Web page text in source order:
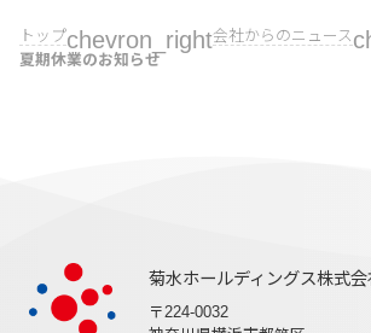
トップchevron_right会社からのニュース
夏期休業のお知らせ
菊水ホールディングス株式会
〒224-0032